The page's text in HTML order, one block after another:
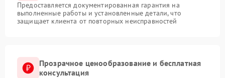
Предоставляется документированная гарантия на
выполненные работы и установленные детали, что
защищает клиента от повторных неисправностей
Прозрачное ценообразование и бесплатная
консультация